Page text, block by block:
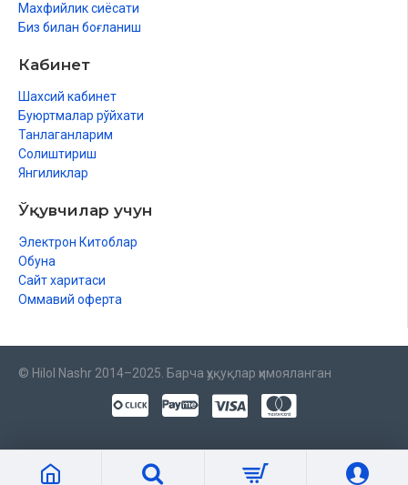
Махфийлик сиёсати
Биз билан боғланиш
Кабинет
Шахсий кабинет
Буюртмалар рўйхати
Танлаганларим
Солиштириш
Янгиликлар
Ўқувчилар учун
Электрон Китоблар
Обуна
Сайт харитаси
Оммавий оферта
© Hilol Nashr 2014–2025. Барча ҳуқуқлар ҳимояланган